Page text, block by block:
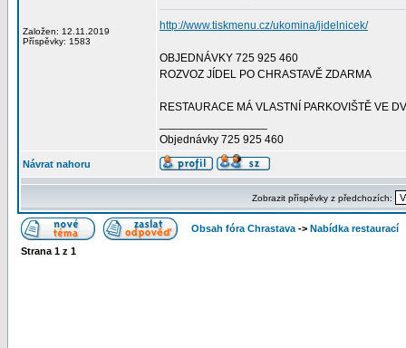
Založen: 12.11.2019
Příspěvky: 1583
http://www.tiskmenu.cz/ukomina/jidelnicek/
OBJEDNÁVKY 725 925 460
ROZVOZ JÍDEL PO CHRASTAVĚ ZDARMA
RESTAURACE MÁ VLASTNÍ PARKOVIŠTĚ VE
Objednávky 725 925 460
Návrat nahoru
Zobrazit příspěvky z předchozích:
Obsah fóra Chrastava -> Nabídka restaurací
Strana 1 z 1